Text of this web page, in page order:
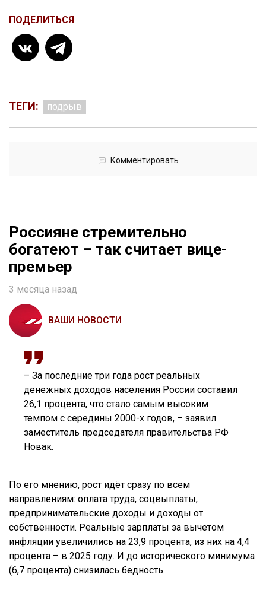
ПОДЕЛИТЬСЯ
ТЕГИ: подрыв
Комментировать
Россияне стремительно
богатеют – так считает вице-
премьер
3 месяца назад
ВАШИ НОВОСТИ
– За последние три года рост реальных
денежных доходов населения России составил
26,1 процента, что стало самым высоким
темпом с середины 2000-х годов, – заявил
заместитель председателя правительства РФ
Новак.
По его мнению, рост идёт сразу по всем
направлениям: оплата труда, соцвыплаты,
предпринимательские доходы и доходы от
собственности. Реальные зарплаты за вычетом
инфляции увеличились на 23,9 процента, из них на 4,4
процента – в 2025 году. И до исторического минимума
(6,7 процента) снизилась бедность.